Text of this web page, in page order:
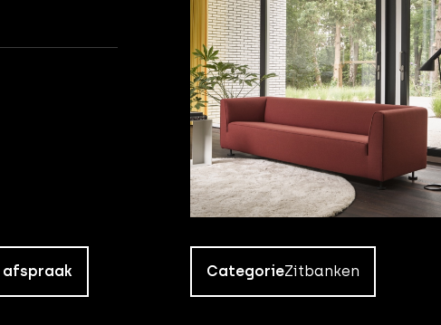
afspraak CategorieZitbanken